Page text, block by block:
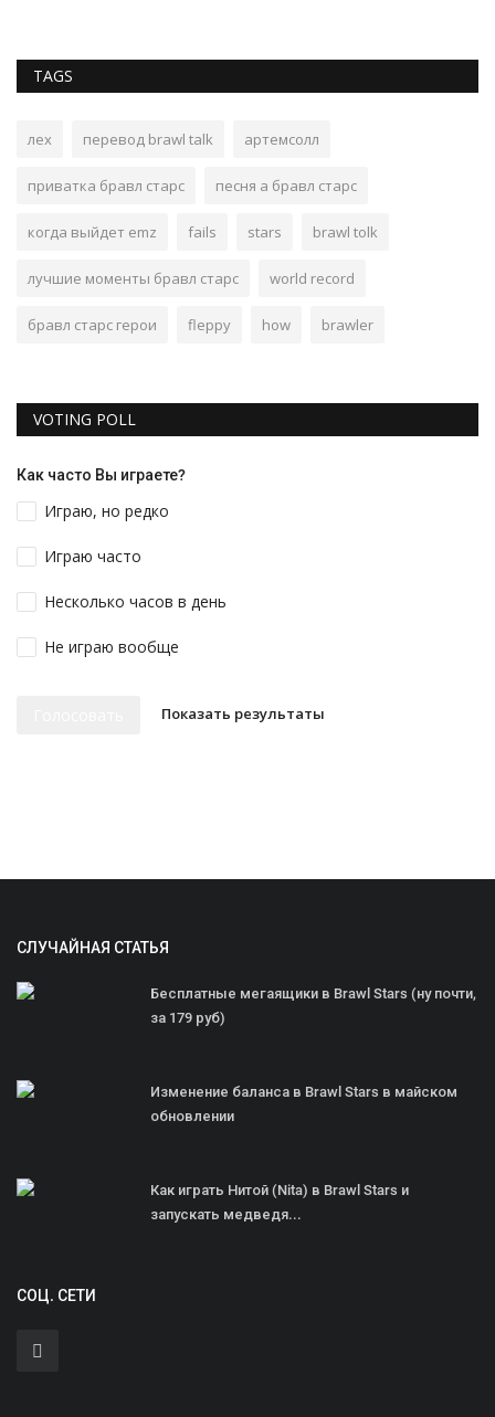
TAGS
лех перевод brawl talk артемсолл
приватка бравл старс песня а бравл старс
когда выйдет emz fails stars brawl tolk
лучшие моменты бравл старс world record
бравл старс герои fleppy how brawler
VOTING POLL
Как часто Вы играете?
Играю, но редко
Играю часто
Несколько часов в день
Не играю вообще
Показать результаты
СЛУЧАЙНАЯ СТАТЬЯ
Бесплатные мегаящики в Brawl Stars (ну почти,
за 179 руб)
Изменение баланса в Brawl Stars в майском
обновлении
Как играть Нитой (Nita) в Brawl Stars и
запускать медведя...
СОЦ. СЕТИ